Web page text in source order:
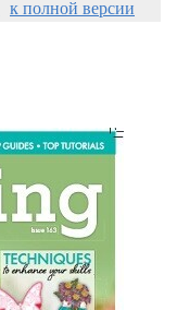
к полной версии